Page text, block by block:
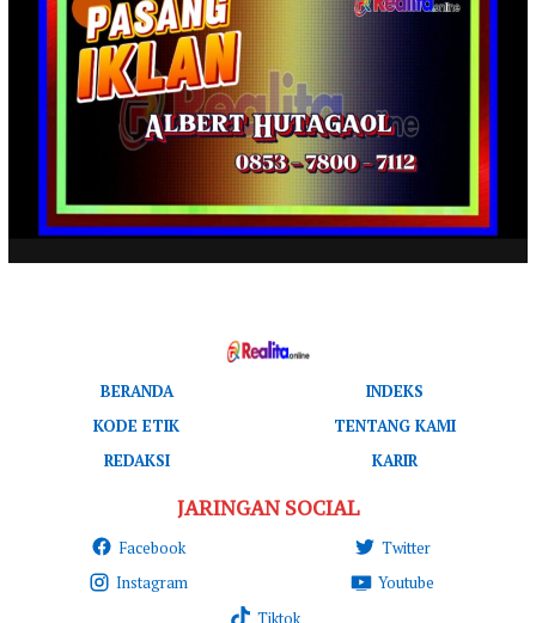
BERANDA
INDEKS
KODE ETIK
TENTANG KAMI
REDAKSI
KARIR
JARINGAN SOCIAL
Facebook
Twitter
Instagram
Youtube
Tiktok